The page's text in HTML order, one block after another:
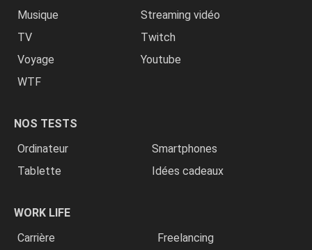
Musique
Streaming vidéo
TV
Twitch
Voyage
Youtube
WTF
NOS TESTS
Ordinateur
Smartphones
Tablette
Idées cadeaux
WORK LIFE
Carrière
Freelancing